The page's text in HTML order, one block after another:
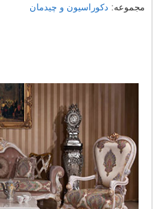
مجموعه: دکوراسیون و چیدمان